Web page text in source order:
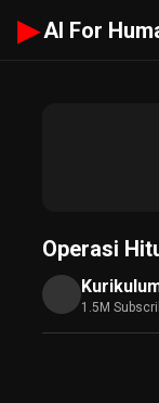
▶ AI For
Operasi
1.5M